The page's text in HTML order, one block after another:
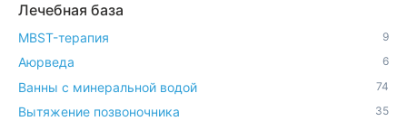
Лечебная база
MBST-терапия 9
Аюрведа 6
Ванны с минеральной водой 74
Вытяжение позвоночника 35